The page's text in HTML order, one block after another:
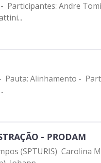
Andre
Pauta: Alinhamento -
- PRODAM
(SPTURIS) Carolina